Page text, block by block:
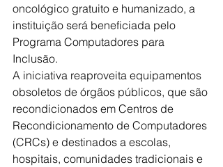
oncológico gratuito e humanizado, a
instituição será beneficiada pelo
Programa Computadores para
Inclusão.
A iniciativa reaproveita equipamentos
obsoletos de órgãos públicos, que são
recondicionados em Centros de
Recondicionamento de Computadores
(CRCs) e destinados a escolas,
hospitais, comunidades tradicionais e